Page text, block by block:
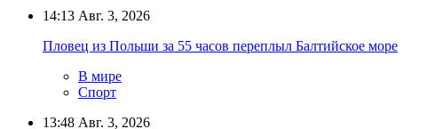
14:13 Авг. 3, 2026
Пловец из Польши за 55 часов переплыл Балтийское море
В мире
Спорт
13:48 Авг. 3, 2026